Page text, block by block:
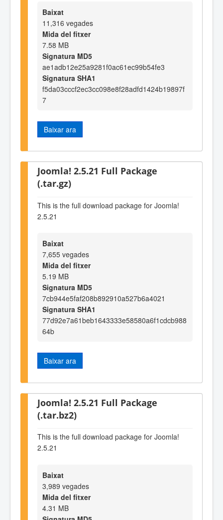
Baixat
11,316 vegades
Mida del fitxer
7.58 MB
Signatura MD5
ae1adb12e25a9281f0ac61ec99b54fe3
Signatura SHA1
f5da03cccf2ec3cc098e8f28adfd1424b19897f
7
Baixar ara
Joomla! 2.5.21 Full Package
(.tar.gz)
This is the full download package for Joomla!
2.5.21
Baixat
7,655 vegades
Mida del fitxer
5.19 MB
Signatura MD5
7cb944e5faf208b892910a527b6a4021
Signatura SHA1
77d92e7a61beb1643333e58580a6f1cdcb988
64b
Baixar ara
Joomla! 2.5.21 Full Package
(.tar.bz2)
This is the full download package for Joomla!
2.5.21
Baixat
3,989 vegades
Mida del fitxer
4.31 MB